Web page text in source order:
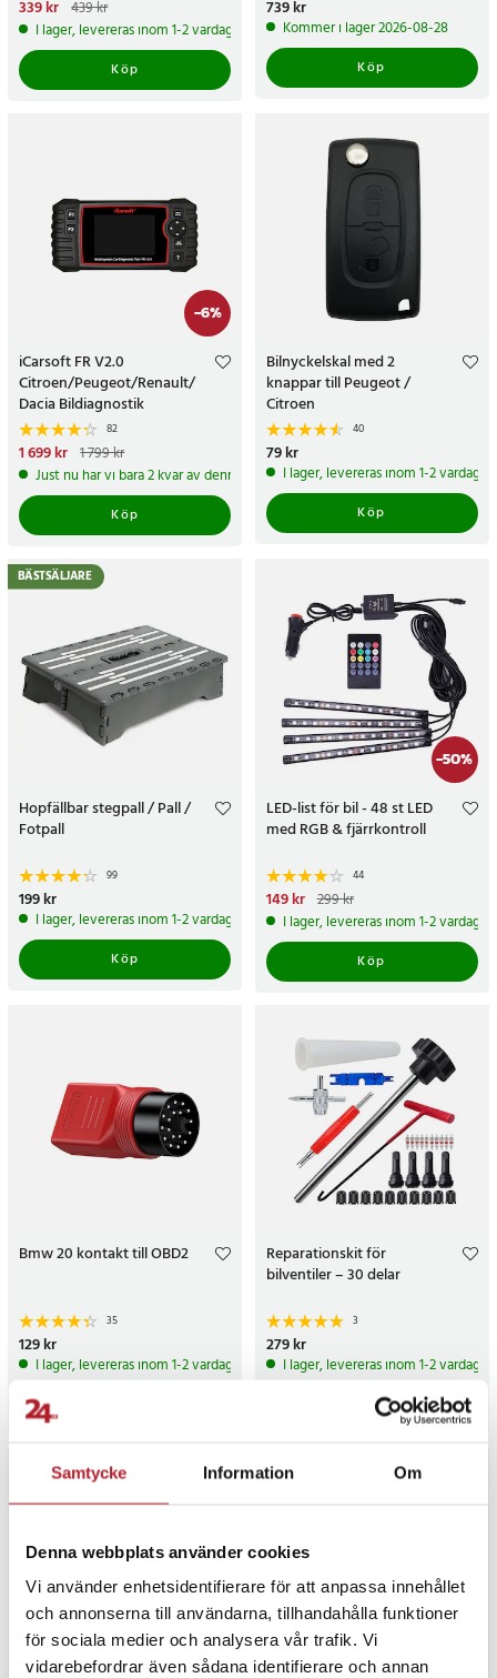
Samtycke Information Om
Denna webbplats använder cookies
Vi använder enhetsidentifierare för att anpassa innehållet
och annonserna till användarna, tillhandahålla funktioner
för sociala medier och analysera vår trafik. Vi
vidarebefordrar även sådana identifierare och annan
Nuvarande pris
pris:439 kr
339 kr 439 kr
I lager, levereras inom 1-2 vardagar
Köp
Pris:739 kr
739 kr
Kommer i lager 2026-08-28
Köp
-6%
iCarsoft FR V2.0
Citroen/Peugeot/Renault/
Dacia Bildiagnostik
82
Nuvarande pris:
1 699 krTidigare pris:1 799 kr
1 699 kr 1 799 kr
Just nu har vi bara 2 kvar av denna produkt
Köp
Bilnyckelskal med 2
knappar till Peugeot /
Citroen
40
Pris:
79 kr
I lager, levereras inom 1-2 vardagar
Köp
BÄSTSÄLJARE
Hopfällbar stegpall / Pall /
Fotpall
99
Pris:199 kr
199 kr
I lager, levereras inom 1-2 vardagar
Köp
-50%
LED-list för bil - 48 st LED
med RGB & fjärrkontroll
44
Nuvarande pris
pris:299 kr
149 kr 299 kr
I lager, levereras inom 1-2 vardagar
Köp
Bmw 20 kontakt till OBD2
35
Pris:129 kr
129 kr
I lager, levereras inom 1-2 vardagar
Reparationskit för
bilventiler – 30 delar
3
Pris:279 kr
279 kr
I lager, levereras inom 1-2 vardagar
Köp